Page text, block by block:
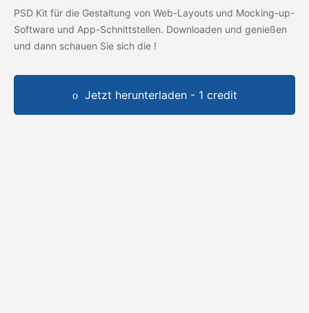
PSD Kit für die Gestaltung von Web-Layouts und Mocking-up-
Software und App-Schnittstellen. Downloaden und genießen
und dann schauen Sie sich die !
Jetzt herunterladen - 1 credit